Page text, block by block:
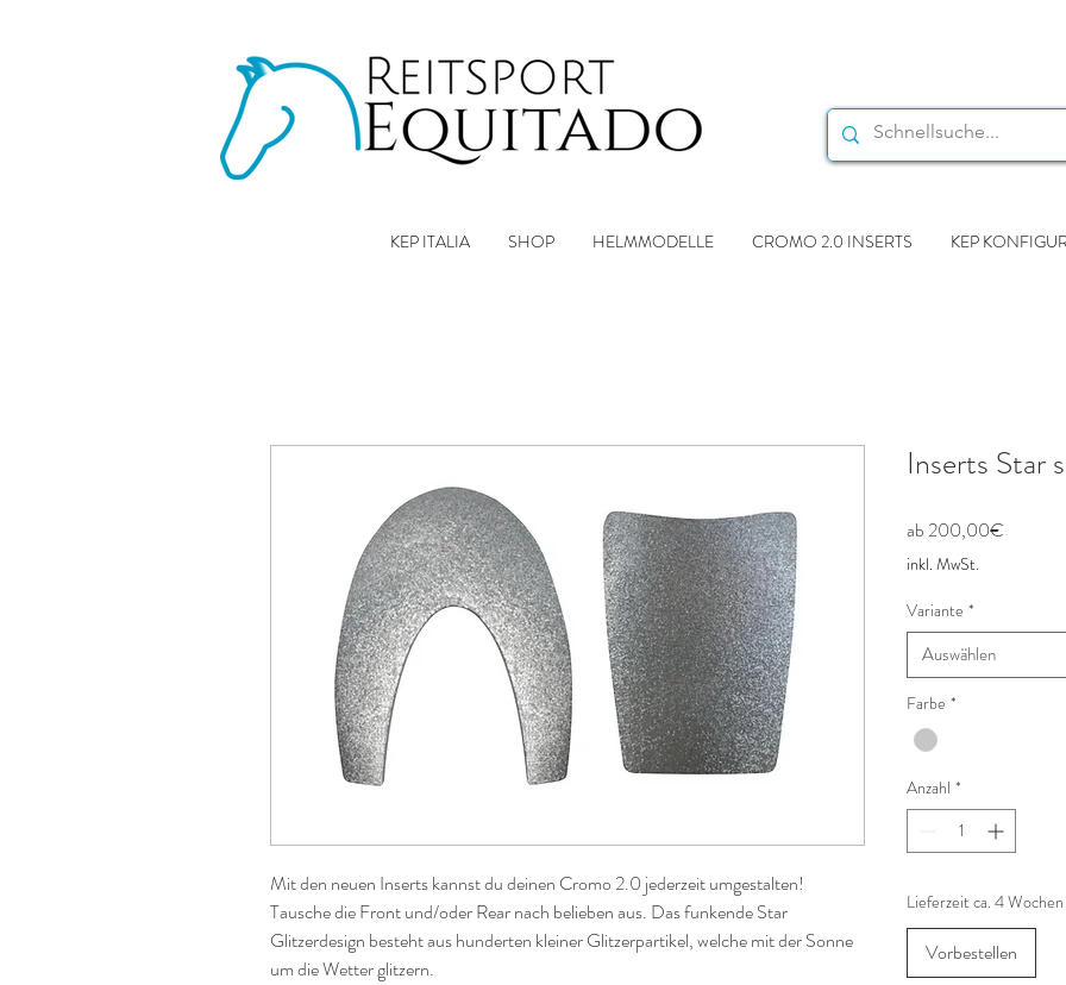
KEP ITALIA SHOP HELMMODELLE CROMO 2.0 INSERTS KEP
Mit den neuen Inserts kannst du deinen Cromo 2.0 jederzeit umgestalten!
Tausche die Front und/oder Rear nach belieben aus. Das funkende Star
Glitzerdesign besteht aus hunderten kleiner Glitzerpartikel, welche mit der Sonne
um die Wetter glitzern.
Inserts Star
ab 200,00€
inkl. MwSt.
Variante *
Auswählen
Farbe *
Anzahl *
Lieferzeit ca. 4 Wochen
Vorbestellen